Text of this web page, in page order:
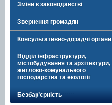
Зміни в законодавстві
Звернення громадян
Консультативно-дорадчі органи
Відділ інфраструктури,
містобудування та архітектури,
житлово-комунального
господарства та екології
Безбар’єрність